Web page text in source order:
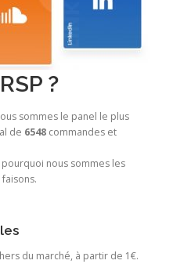
?
sommes le panel le plus
de 6548 commandes et
nous sommes les
du marché, à partir de 1€.